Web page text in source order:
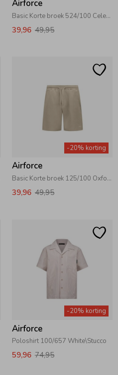
Airforce
Basic Korte broek 524/100 Celestial Blue\White
39,96 49,95
-20% korting
Airforce
Basic Korte broek 125/100 Oxford Tan\White
39,96 49,95
-20% korting
Airforce
Poloshirt 100/657 White\Stucco
59,96 74,95